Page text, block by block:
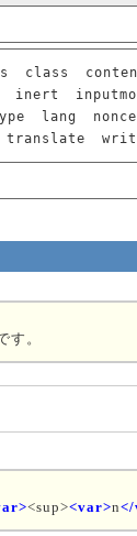
class
inert
lang nonce
translate
す。
<sup><var>n